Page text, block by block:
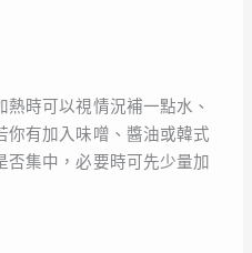
時可以視情況補一點水、
你有加入味噌、醬油或韓式
否集中，必要時可先少量加